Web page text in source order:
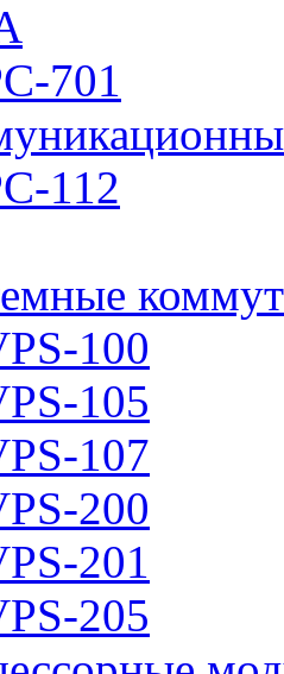
701
112
100
105
107
200
201
205